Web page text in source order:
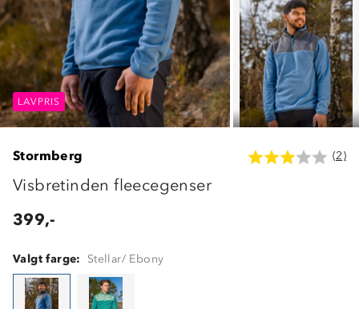
LAVPRIS LAVPRIS
LAVPRIS
Stormberg (2)
Visbretinden fleecegenser
399,-
Valgt farge: Stellar/ Ebony